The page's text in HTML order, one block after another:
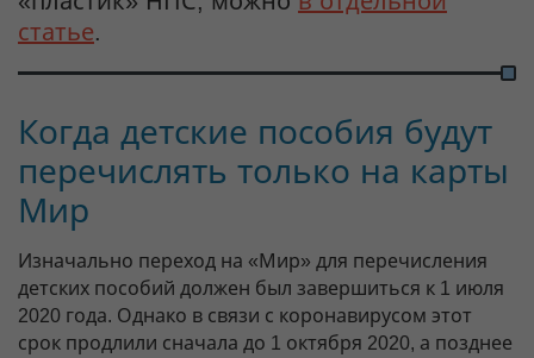
статье.
Когда детские пособия будут
перечислять только на карты
Мир
Изначально переход на «Мир» для перечисления
детских пособий должен был завершиться к 1 июля
2020 года. Однако в связи с коронавирусом этот
срок продлили сначала до 1 октября 2020, а позднее